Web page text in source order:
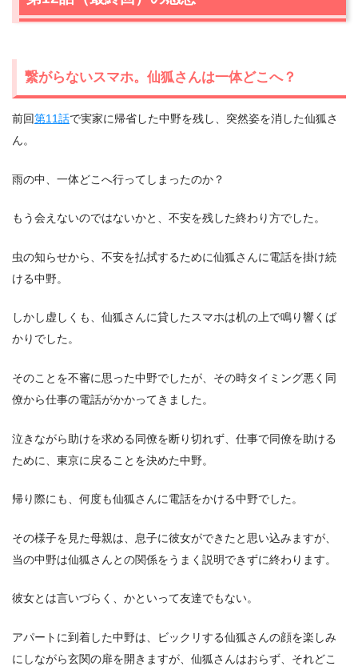
繋がらないスマホ。仙狐さんは一体どこへ？
前回第11話で実家に帰省した中野を残し、突然姿を消した仙狐さ
ん。
雨の中、一体どこへ行ってしまったのか？
もう会えないのではないかと、不安を残した終わり方でした。
虫の知らせから、不安を払拭するために仙狐さんに電話を掛け続
ける中野。
しかし虚しくも、仙狐さんに貸したスマホは机の上で鳴り響くば
かりでした。
そのことを不審に思った中野でしたが、その時タイミング悪く同
僚から仕事の電話がかかってきました。
泣きながら助けを求める同僚を断り切れず、仕事で同僚を助ける
ために、東京に戻ることを決めた中野。
帰り際にも、何度も仙狐さんに電話をかける中野でした。
その様子を見た母親は、息子に彼女ができたと思い込みますが、
当の中野は仙狐さんとの関係をうまく説明できずに終わります。
彼女とは言いづらく、かといって友達でもない。
アパートに到着した中野は、ビックリする仙狐さんの顔を楽しみ
にしながら玄関の扉を開きますが、仙狐さんはおらず、それどこ